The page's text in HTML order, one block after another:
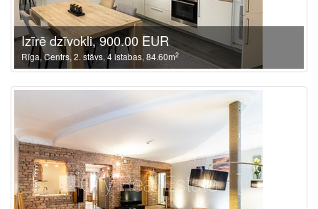
Izīrē dzīvokli, 900.00 EUR
Rīga, Centrs, 2. stāvs, 4 istabas, 84.60m2